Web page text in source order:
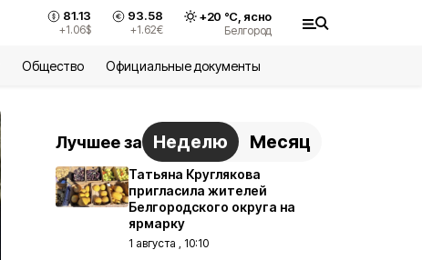
81.13
+1.06$
93.58
+1.62€
+20 °С, ясно
Белгород
Общество Официальные документы
Лучшее за Неделю Месяц
Татьяна Круглякова
пригласила жителей
Белгородского округа на
ярмарку
1 августа , 10:10